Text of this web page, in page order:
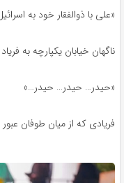
«علی با ذوالفقار خود به
ناگهان خیابان یکپارچه به
«حیدر… حیدر… حیدر…»
فریادی که از میان طوفان